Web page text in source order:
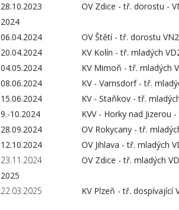
28.10.2023
OV Zdice - tř. dorostu -
2024
06.04.2024
OV Štětí - tř. dorostu
20.04.2024
KV Kolín - tř. mladých
04.05.2024
KV Mimoň - tř. mladých
08.06.2024
KV - Varnsdorf - tř.
15.06.2024
KV - Staňkov - tř.
9.-10.2024
KVV - Horky nad Jizerou
28.09.2024
OV Rokycany - tř.
12.10.2024
OV Jihlava - tř. mladých
23.11.2024
OV Zdice - tř. mladých
2025
22.03.2025
KV Plzeň - tř. dospívající